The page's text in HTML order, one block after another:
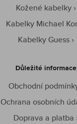
Kožené kabelky
Kabelky Michael
Kabelky Guess
Důležité informace
Obchodní
Ochrana osobních
Doprava a platba